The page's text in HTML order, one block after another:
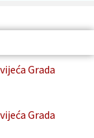
Grada
Grada